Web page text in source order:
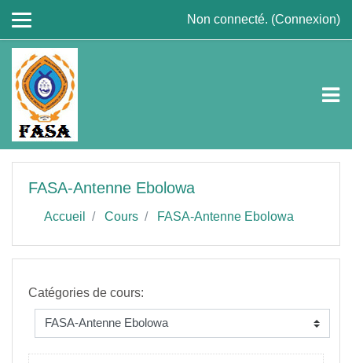
Non connecté. (Connexion)
FASA-Antenne Ebolowa
Accueil Cours FASA-Antenne Ebolowa
Catégories de cours: